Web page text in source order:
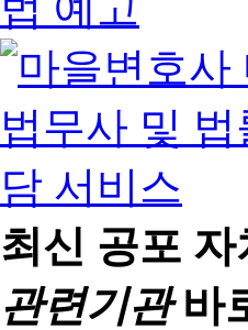
최신 공포
관련기관바